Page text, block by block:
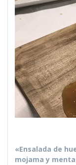
«Ensalada de
mojama y